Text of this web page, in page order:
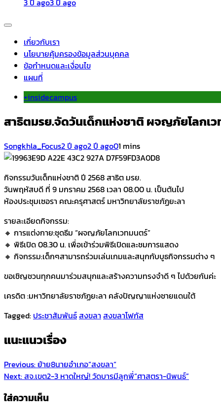
3 ปี ago3 ปี ago
เกี่ยวกับเรา
นโยบายคุ้มครองข้อมูลส่วนบุคคล
ข้อกำหนดและเงื่อนไข
แผนที่
+insidecampus
สาธิตมรย.จัดวันเด็กแห่งชาติ ผจญภัยโลกเ
Songkhla_Focus2 ปี ago2 ปี ago01 mins
กิจกรรมวันเด็กแห่งชาติ ปี 2568 สาธิต มรย.
วันพฤหัสบดี ที่ 9 มกราคม 2568 เวลา 08.00 น. เป็นต้นไป
ห้องประชุมเซอรา คณะครุศาสตร์ มหาวิทยาลัยราชภัฏยะลา
รายละเอียดกิจกรรม:
🔸 การแต่งกาย:ชุดธีม “ผจญภัยโลกเวทมนตร์”
🔸 พิธีเปิด 08.30 น. เพื่อเข้าร่วมพิธีเปิดและชมการแสดง
🔸 กิจกรรม:เด็กๆสามารถร่วมเล่นเกมและสนุกกับบูธกิจกรรมต่าง ๆ
ขอเชิญชวนทุกคนมาร่วมสนุกและสร้างความทรงจำดี ๆ ไปด้วยกันค่ะ
เครดิต :มหาวิทยาลัยราชภัฏยะลา คลังปัญญาแห่งชายแดนใต้
Tagged: ประชาสัมพันธ์สงขลา สงขลาโฟกัส
แนะแนวเรื่อง
Previous:ย้าย8นายอำเภอ“สงขลา“
Next:สจ.เขต2-3 หาดใหญ่! วัดบารมีลูกพี่“ศาสตรา-นิพนธ์”
ใส่ความเห็น